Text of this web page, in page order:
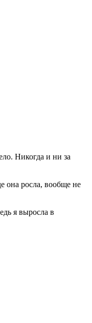
Никогда и ни за
она росла, вообще не
я выросла в